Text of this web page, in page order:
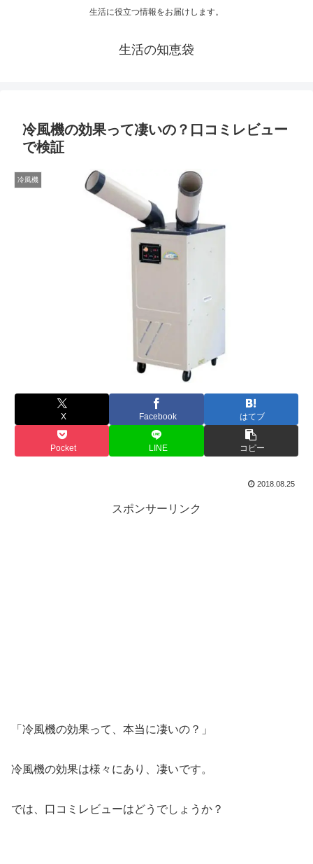
生活に役立つ情報をお届けします。
生活の知恵袋
冷風機の効果って凄いの？口コミレビュー
で検証
冷風機
X Facebook はてブ
Pocket LINE コピー
2018.08.25
スポンサーリンク
「冷風機の効果って、本当に凄いの？」
冷風機の効果は様々にあり、凄いです。
では、口コミレビューはどうでしょうか？